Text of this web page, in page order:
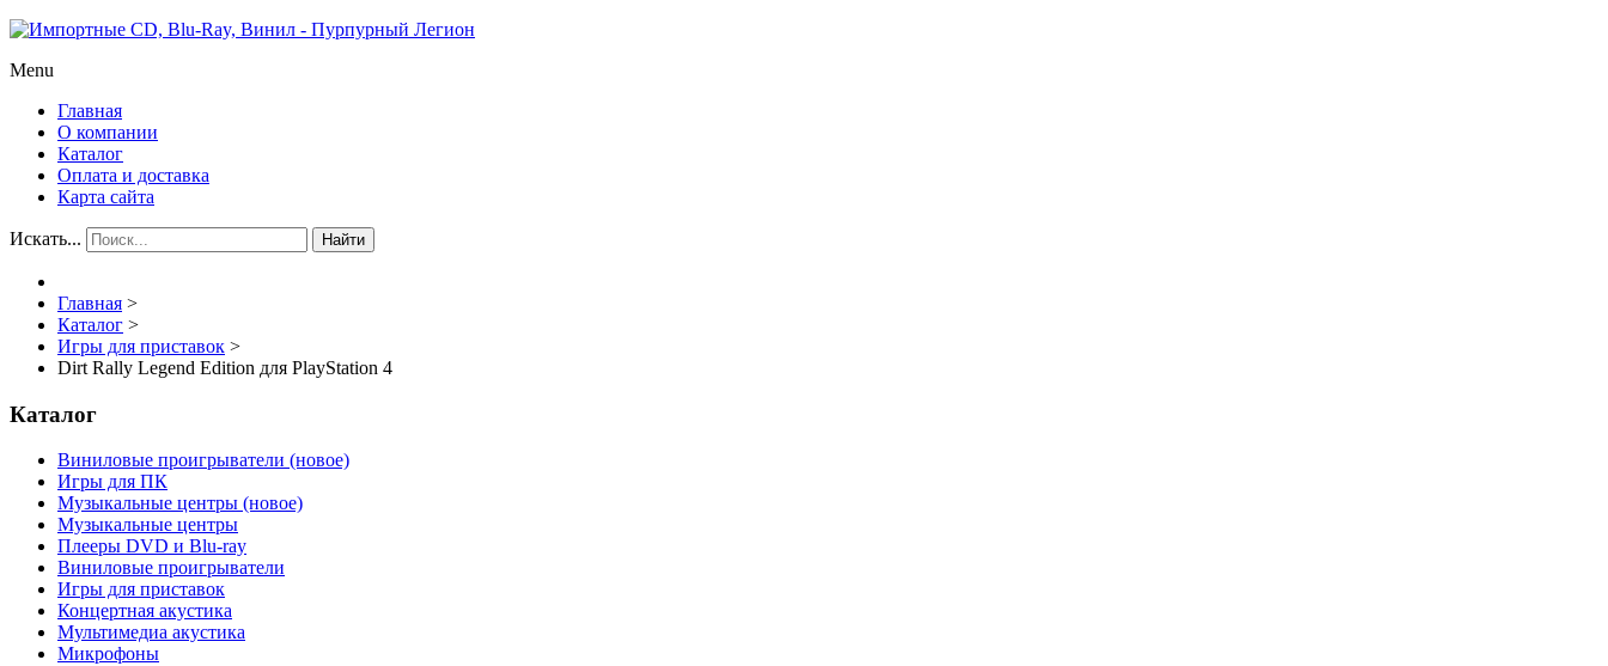
Menu
Главная
О компании
Каталог
Оплата и доставка
Карта сайта
Искать... Найти
Главная >
Каталог >
Игры для приставок >
Dirt Rally Legend Edition для PlayStation 4
Каталог
Виниловые проигрыватели (новое)
Игры для ПК
Музыкальные центры (новое)
Музыкальные центры
Плееры DVD и Blu-ray
Виниловые проигрыватели
Игры для приставок
Концертная акустика
Мультимедиа акустика
Микрофоны